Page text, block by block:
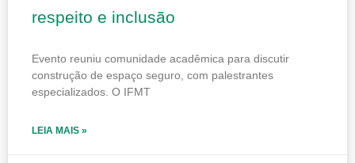
respeito e inclusão
Evento reuniu comunidade acadêmica para discutir
construção de espaço seguro, com palestrantes
especializados. O IFMT
LEIA MAIS »